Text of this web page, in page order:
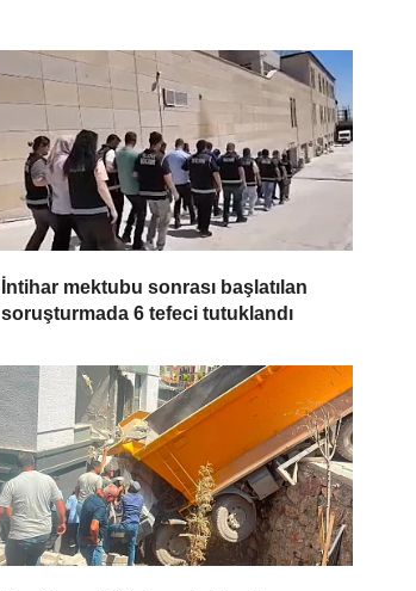
İntihar mektubu sonrası başlatılan
soruşturmada 6 tefeci tutuklandı